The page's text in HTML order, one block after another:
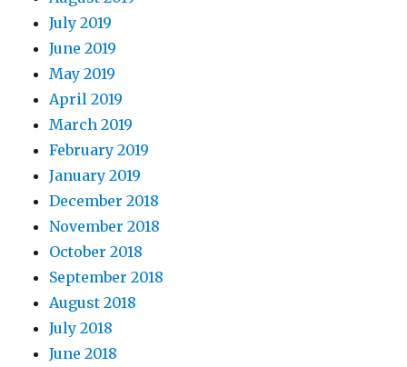
July 2019
June 2019
May 2019
April 2019
March 2019
February 2019
January 2019
December 2018
November 2018
October 2018
September 2018
August 2018
July 2018
June 2018